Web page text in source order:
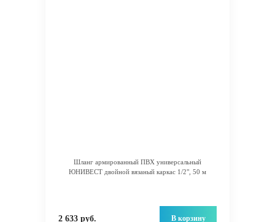
Шланг армированный ПВХ универсальный
ЮНИВЕСТ двойной вязаный каркас 1/2", 50 м
2 633 руб. В корзину